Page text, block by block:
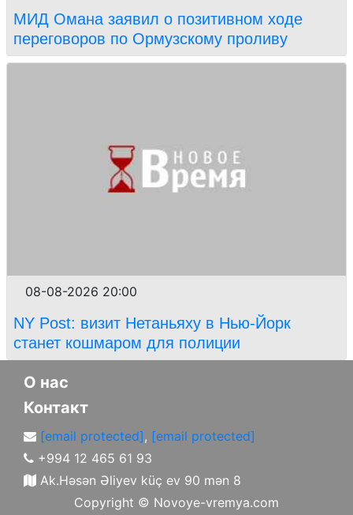
МИД Омана заявил о позитивном ходе
переговоров по Ормузскому проливу
08-08-2026 20:00
NY Post: визит Нетаньяху в Нью-Йорк
станет кошмаром для полиции
О нас
Контакт
[email protected], [email protected]
+994 12 465 61 93
Ak.Həsən Əliyev küç ev 90 mən 8
Copyright © Novoye-vremya.com